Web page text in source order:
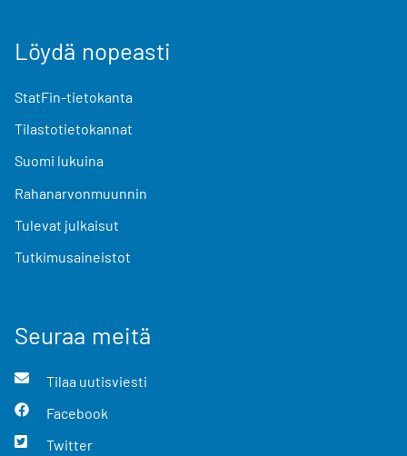
Löydä nopeasti
StatFin-tietokanta
Tilastotietokannat
Suomi lukuina
Rahanarvonmuunnin
Tulevat julkaisut
Tutkimusaineistot
Seuraa meitä
Tilaa uutisviesti
Facebook
Twitter